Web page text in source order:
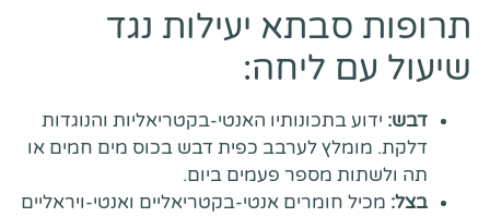
תרופות סבתא יעילות נגד
שיעול עם ליחה:
דבש: ידוע בתכונותיו האנטי-בקטריאליות והנוגדות
דלקת. מומלץ לערבב כפית דבש בכוס מים חמים או
תה ולשתות מספר פעמים ביום.
בצל: מכיל חומרים אנטי-בקטריאליים ואנטי-ויראליים